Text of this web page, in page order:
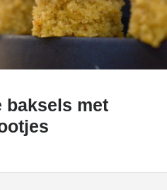
baksels met